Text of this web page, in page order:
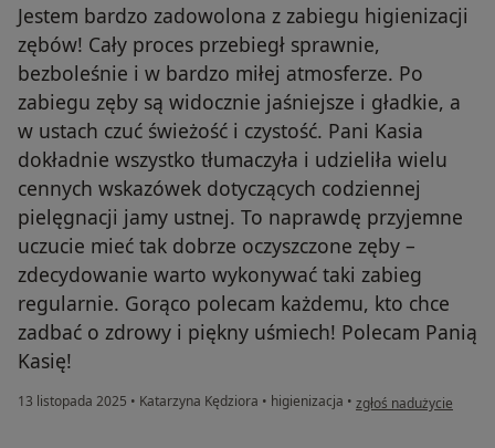
Jestem bardzo zadowolona z zabiegu higienizacji
zębów! Cały proces przebiegł sprawnie,
bezboleśnie i w bardzo miłej atmosferze. Po
zabiegu zęby są widocznie jaśniejsze i gładkie, a
w ustach czuć świeżość i czystość. Pani Kasia
dokładnie wszystko tłumaczyła i udzieliła wielu
cennych wskazówek dotyczących codziennej
pielęgnacji jamy ustnej. To naprawdę przyjemne
uczucie mieć tak dobrze oczyszczone zęby –
zdecydowanie warto wykonywać taki zabieg
regularnie. Gorąco polecam każdemu, kto chce
zadbać o zdrowy i piękny uśmiech! Polecam Panią
Kasię!
13 listopada 2025 • Katarzyna Kędziora • higienizacja • w opinii użytkownika
zgłoś nadużycie